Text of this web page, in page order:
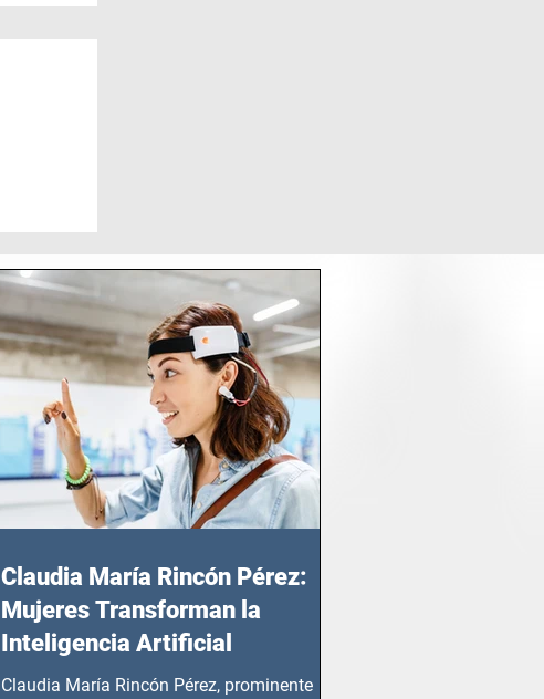
Claudia María Rincón Pérez:
Mujeres Transforman la
Inteligencia Artificial
Claudia María Rincón Pérez, prominente